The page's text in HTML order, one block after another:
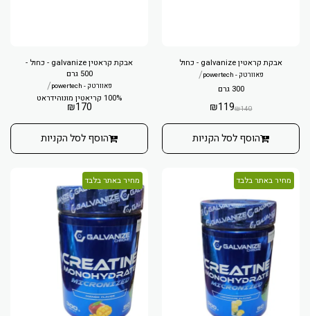
אבקת קראטין galvanize - כחול
פאוורטק - powertech /
300 גרם
₪140
₪119
הוסף לסל הקניות
אבקת קראטין galvanize - כחול -
500 גרם
פאוורטק - powertech /
100% קריאטין מונוהידראט
₪170
הוסף לסל הקניות
מחיר באתר בלבד מחיר באתר בלבד